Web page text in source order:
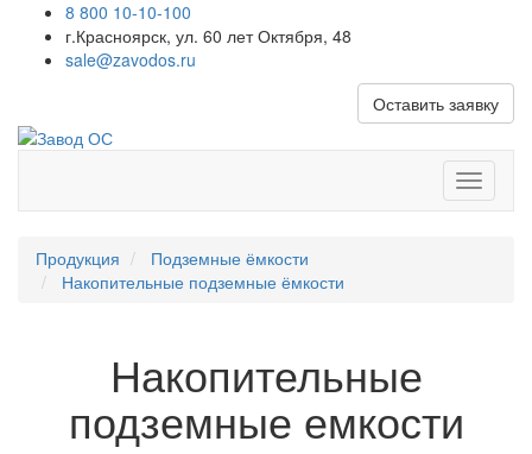
8 800 10-10-100
г.Красноярск, ул. 60 лет Октября, 48
sale@zavodos.ru
Оставить заявку
меню
Продукция
Подземные ёмкости
Накопительные подземные ёмкости
Накопительные
подземные емкости